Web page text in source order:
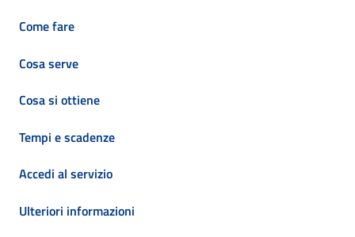
Come fare
Cosa serve
Cosa si ottiene
Tempi e scadenze
Accedi al servizio
Ulteriori informazioni